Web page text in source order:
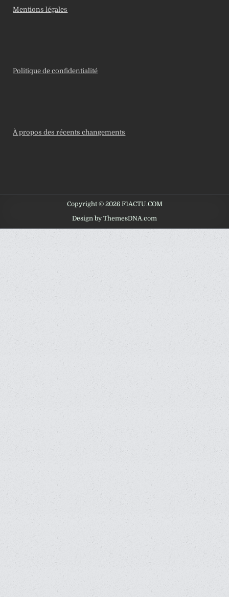
Mentions légales
Politique de confidentialité
À propos des récents changements
Copyright © 2026 F1ACTU.COM
Design by ThemesDNA.com